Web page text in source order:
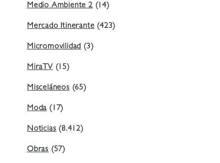
Medio Ambiente 2(14)
Mercado Itinerante (423)
Micromovilidad (3)
MiraTV (15)
Misceláneos (65)
Moda (17)
Noticias (8.412)
Obras (57)